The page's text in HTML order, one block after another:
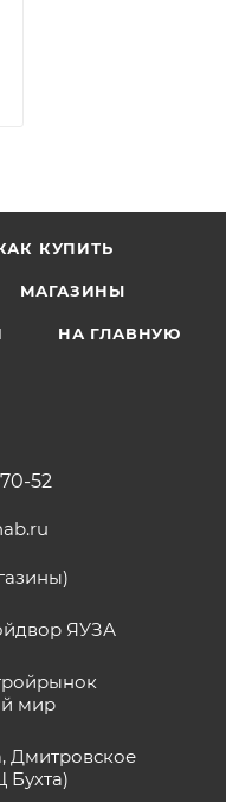
КУПИТЬ
МАГАЗИНЫ
НА ГЛАВНУЮ
52
ЯУЗА
мир
Дмитровское
Бухта)